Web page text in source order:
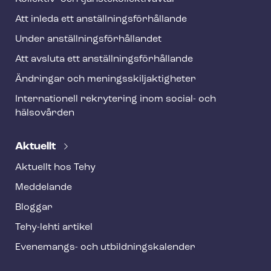
Att inleda ett an­ställ­nings­för­hål­lan­de
Under an­ställ­nings­för­hål­lan­det
Att avsluta ett an­ställ­nings­för­hål­lan­de
Ändringar och me­nings­skilj­ak­tig­he­ter
Internationell rekrytering inom social- och
hälsovården
Aktuellt
Aktuellt hos Tehy
Meddelande
Bloggar
Tehy-lehti artikel
Evenemangs- och ut­bild­nings­ka­len­der